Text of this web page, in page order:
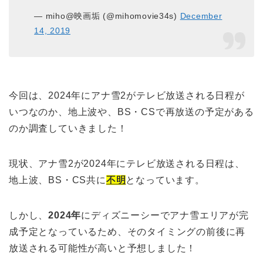
— miho@映画垢 (@mihomovie34s) December
14, 2019
今回は、2024年にアナ雪2がテレビ放送される日程が
いつなのか、地上波や、BS・CSで再放送の予定がある
のか調査していきました！
現状、アナ雪2が2024年にテレビ放送される日程は、
地上波、BS・CS共に不明 となっています。
しかし、2024年にディズニーシーでアナ雪エリアが完
成予定となっているため、そのタイミングの前後に再
放送される可能性が高いと予想しました！